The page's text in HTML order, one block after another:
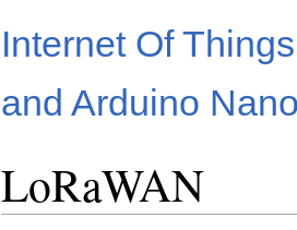
Internet Of
and Arduino
LoRaWAN